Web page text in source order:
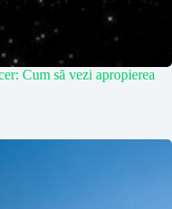
Cum să vezi apropierea